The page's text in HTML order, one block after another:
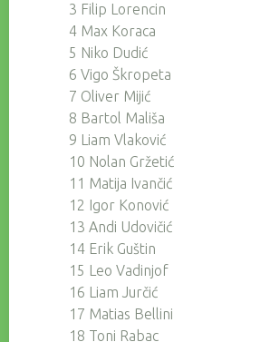
3 Filip Lorencin
4 Max Koraca
5 Niko Dudić
6 Vigo Škropeta
7 Oliver Mijić
8 Bartol Mališa
9 Liam Vlaković
10 Nolan Gržetić
11 Matija Ivančić
12 Igor Konović
13 Andi Udovičić
14 Erik Guštin
15 Leo Vadinjof
16 Liam Jurčić
17 Matias Bellini
18 Toni Rabac